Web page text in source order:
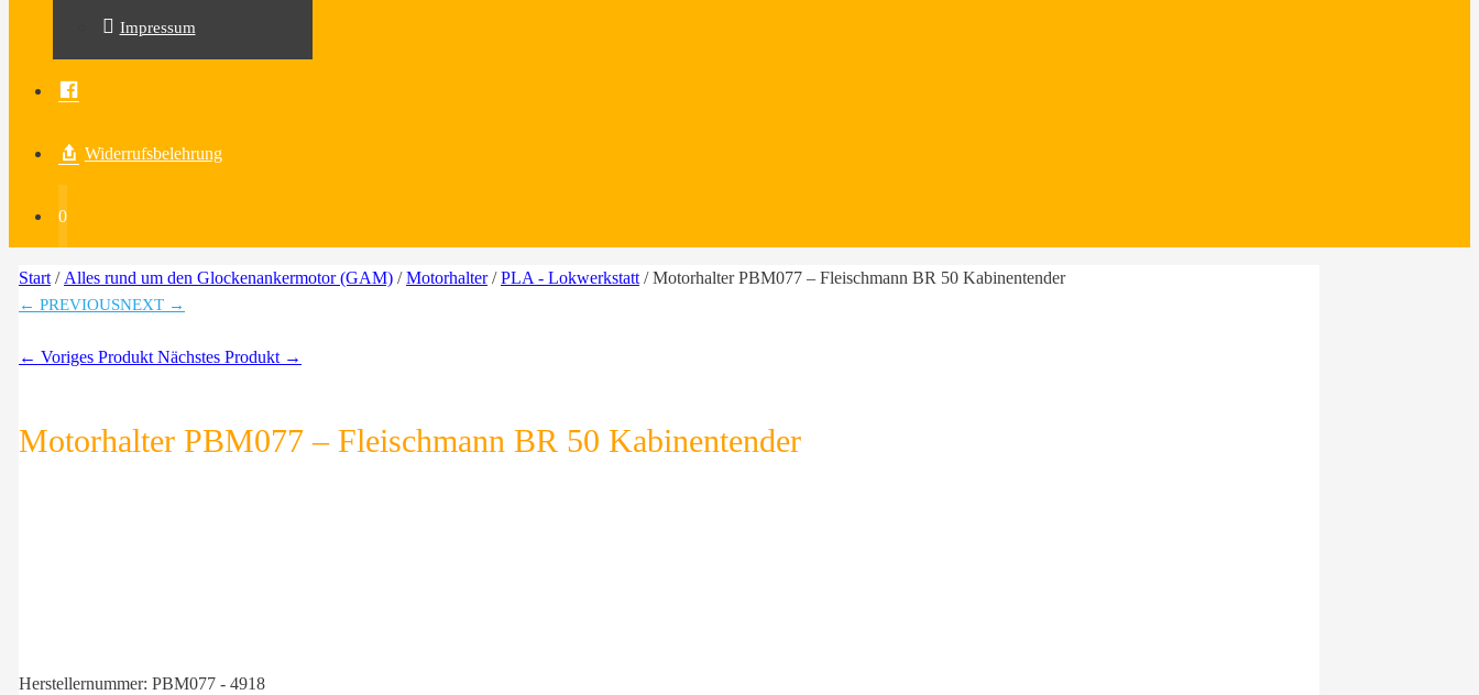
Impressum
Widerrufsbelehrung
0
Start / Alles rund um den Glockenankermotor (GAM) /Motorhalter/PLA - Lokwerkstatt / Motorhalter PBM077 – Fleischmann BR 50 Kabinentender
← PREVIOUSNEXT →
← Voriges Produkt Nächstes Produkt →
Motorhalter PBM077 – Fleischmann BR 50 Kabinentender
Herstellernummer: PBM077 - 4918